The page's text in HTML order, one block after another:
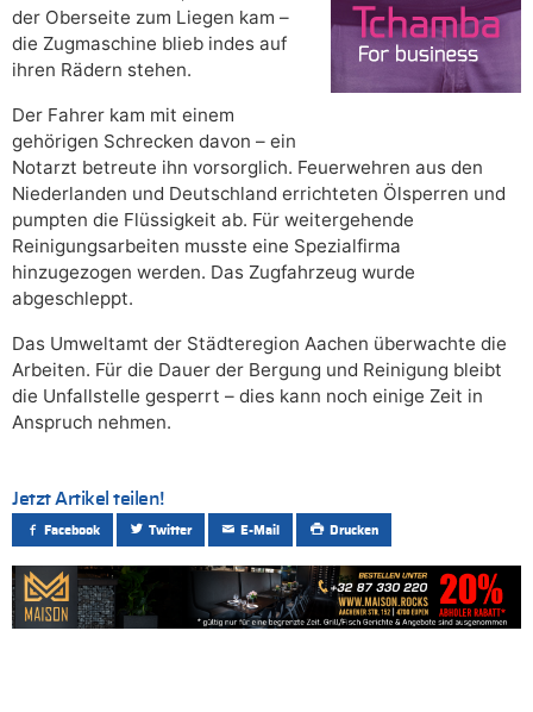
der Oberseite zum Liegen kam –
die Zugmaschine blieb indes auf
ihren Rädern stehen.
Der Fahrer kam mit einem
gehörigen Schrecken davon – ein
Notarzt betreute ihn vorsorglich. Feuerwehren aus den
Niederlanden und Deutschland errichteten Ölsperren und
pumpten die Flüssigkeit ab. Für weitergehende
Reinigungsarbeiten musste eine Spezialfirma
hinzugezogen werden. Das Zugfahrzeug wurde
abgeschleppt.
Das Umweltamt der Städteregion Aachen überwachte die
Arbeiten. Für die Dauer der Bergung und Reinigung bleibt
die Unfallstelle gesperrt – dies kann noch einige Zeit in
Anspruch nehmen.
Jetzt Artikel teilen!
Facebook Twitter E-Mail Drucken